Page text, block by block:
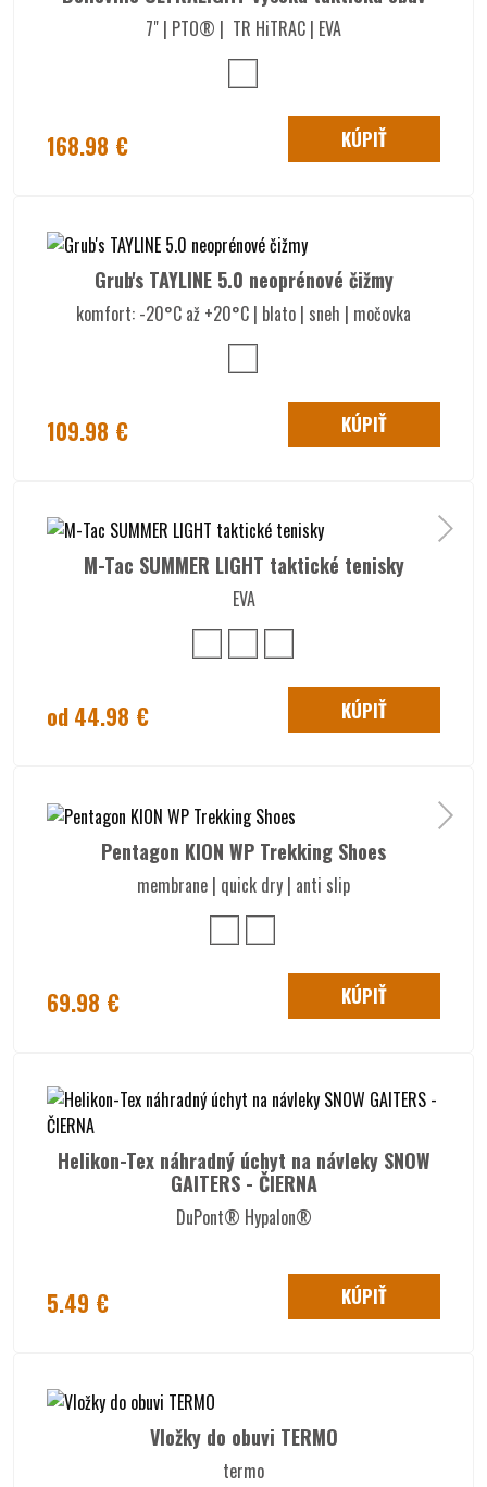
7" | PTO® | TR HiTRAC | EVA
168.98 € KÚPIŤ
Grub's TAYLINE 5.0 neoprénové čižmy
komfort: -20°C až +20°C | blato | sneh | močovka
109.98 € KÚPIŤ
M-Tac SUMMER LIGHT taktické tenisky
EVA
od 44.98 € KÚPIŤ
Pentagon KION WP Trekking Shoes
membrane | quick dry | anti slip
69.98 € KÚPIŤ
Helikon-Tex náhradný úchyt na návleky SNOW
GAITERS - ČIERNA
DuPont® Hypalon®
5.49 € KÚPIŤ
Vložky do obuvi TERMO
termo